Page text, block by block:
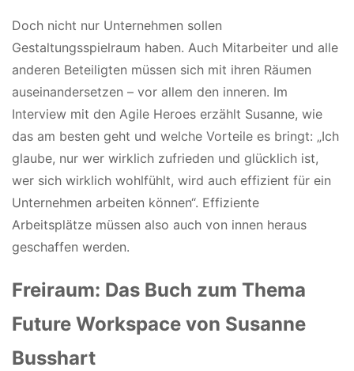
Doch nicht nur Unternehmen sollen
Gestaltungsspielraum haben. Auch Mitarbeiter und alle
anderen Beteiligten müssen sich mit ihren Räumen
auseinandersetzen – vor allem den inneren. Im
Interview mit den Agile Heroes erzählt Susanne, wie
das am besten geht und welche Vorteile es bringt: „Ich
glaube, nur wer wirklich zufrieden und glücklich ist,
wer sich wirklich wohlfühlt, wird auch effizient für ein
Unternehmen arbeiten können“. Effiziente
Arbeitsplätze müssen also auch von innen heraus
geschaffen werden.
Freiraum: Das Buch zum Thema
Future Workspace von Susanne
Busshart